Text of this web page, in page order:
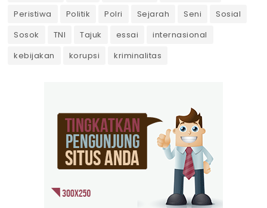
Peristiwa
Politik Polri Sejarah Seni
Sosial
Sosok
TNI Tajuk essai
internasional
kebijakan
korupsi kriminalitas